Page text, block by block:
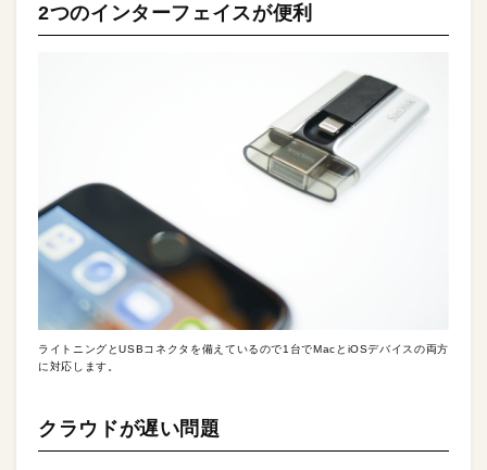
2つのインターフェイスが便利
ライトニングとUSBコネクタを備えているので1台でMacとiOSデバイスの両方
に対応します。
クラウドが遅い問題